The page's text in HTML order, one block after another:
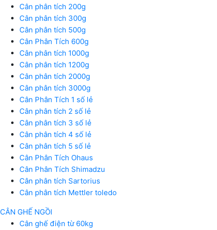
Cân phân tích 200g
Cân phân tích 300g
Cân phân tích 500g
Cân Phân Tích 600g
Cân phân tích 1000g
Cân phân tích 1200g
Cân phân tích 2000g
Cân phân tích 3000g
Cân Phân Tích 1 số lẻ
Cân phân tích 2 số lẻ
Cân phân tích 3 số lẻ
Cân phân tích 4 số lẻ
Cân phân tích 5 số lẻ
Cân Phân Tích Ohaus
Cân Phân Tích Shimadzu
Cân phân tích Sartorius
Cân phân tích Mettler toledo
CÂN GHẾ NGỒI
Cân ghế điện từ 60kg